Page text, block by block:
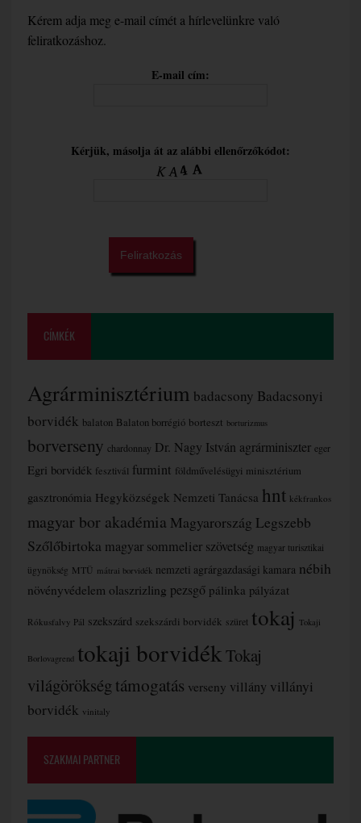
Kérem adja meg e-mail címét a hírlevelünkre való
feliratkozáshoz.
E-mail cím:
Kérjük, másolja át az alábbi ellenőrzőkódot:
CÍMKÉK
Agrárminisztérium badacsony Badacsonyi
borvidék balaton Balaton borrégió borteszt borturizmus
borverseny chardonnay Dr. Nagy István agrárminiszter eger
Egri borvidék fesztivál furmint földművelésügyi minisztérium
gasztronómia Hegyközségek Nemzeti Tanácsa hnt kékfrankos
magyar bor akadémia Magyarország Legszebb
Szőlőbirtoka magyar sommelier szövetség magyar turisztikai
ügynökség MTÜ mátrai borvidék nemzeti agrárgazdasági kamara nébih
növényvédelem olaszrizling pezsgő pálinka pályázat
Rókusfalvy Pál szekszárd szekszárdi borvidék szüret tokaj Tokaji
Borlovagrend tokaji borvidékTokaj
világörökségtámogatás verseny villány villányi
borvidék vinitaly
SZAKMAI PARTNER